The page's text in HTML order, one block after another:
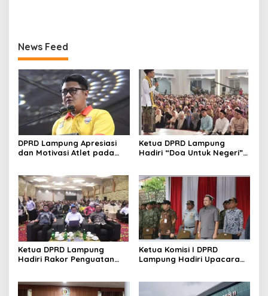
News Feed
DPRD Lampung Apresiasi
dan Motivasi Atlet pada
Ketua DPRD Lampung
Hadiri “Doa Untuk Negeri”
Ketua DPRD Lampung
Hadiri Rakor Penguatan
Ketua Komisi I DPRD
Lampung Hadiri Upacara